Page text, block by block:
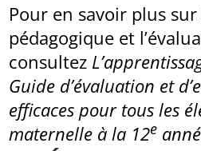
Pour en savoir plus
pédagogique et
consultez
Guide d’évaluation et
efficaces pour tous les
maternelle à la 12e